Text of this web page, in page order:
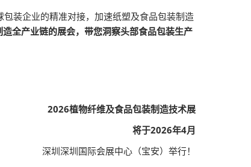
装企业的精准对接，加速纸塑及食品包装制造
造全产业链的展会，带您洞察头部食品包装生产
2026植物纤维及食品包装制造技术展
将于2026年4月
深圳深圳国际会展中心（宝安）举行！